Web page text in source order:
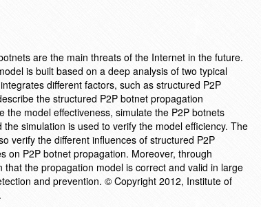
are the main threats of the Internet in the future.
is built based on a deep analysis of two typical
different factors, such as structured P2P
the structured P2P botnet propagation
model effectiveness, simulate the P2P botnets
simulation is used to verify the model efficiency. The
verify the different influences of structured P2P
on P2P botnet propagation. Moreover, through
the propagation model is correct and valid in large
and prevention. © Copyright 2012, Institute of